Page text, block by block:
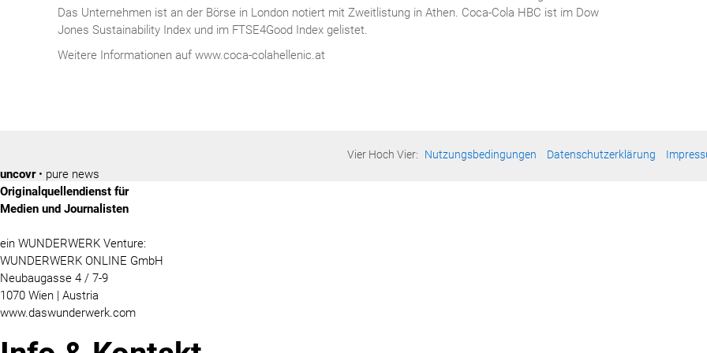
Das Unternehmen ist an der Börse in London notiert mit Zweitlistung in Athen. Coca-Cola HBC ist im Dow
Jones Sustainability Index und im FTSE4Good Index gelistet.
Weitere Informationen auf www.coca-colahellenic.at
Vier Hoch Vier: Nutzungsbedingungen Datenschutzerklärung
uncovr• pure news
Originalquellendienst für
Medien und Journalisten
ein WUNDERWERK Venture:
WUNDERWERK ONLINE GmbH
Neubaugasse 4 / 7-9
1070 Wien | Austria
www.daswunderwerk.com